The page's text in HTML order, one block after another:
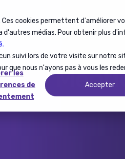
cookies permettent d'améliorer
médias. Pour obtenir plus
suivi lors de votre visite sur notre
que nous n'ayons pas à vous les
les
de
Accepter
Prestations de services